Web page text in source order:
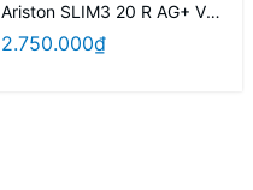
Ariston SLIM3 20 R AG+ VN
20L
2.750.000₫